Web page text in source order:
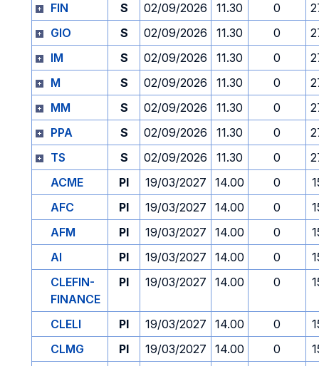
FIN
S 02/09/2026 11.30 0
GIO
S 02/09/2026 11.30 0
IM
S 02/09/2026 11.30 0
M
S 02/09/2026 11.30 0
MM
S 02/09/2026 11.30 0
PPA
S 02/09/2026 11.30 0
TS
S 02/09/2026 11.30 0
ACME
PI 19/03/2027 14.00 0
AFC
PI 19/03/2027 14.00 0
AFM
PI 19/03/2027 14.00 0
AI
PI 19/03/2027 14.00 0
CLEFIN-
FINANCE
PI 19/03/2027 14.00 0
CLELI PI 19/03/2027 14.00 0
CLMG
PI 19/03/2027 14.00 0